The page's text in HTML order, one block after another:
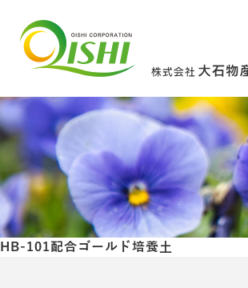
HB-101配合ゴールド培養土